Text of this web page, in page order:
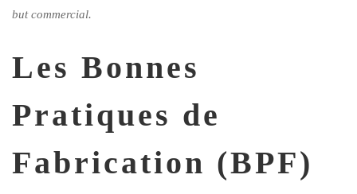
but commercial.
Les Bonnes
Pratiques de
Fabrication (BPF)